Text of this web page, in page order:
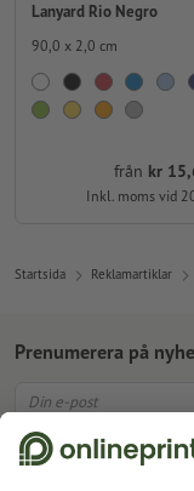
Lanyard Rio Negro
90,0 x 2,0 cm
från kr
Inkl. moms vid
Startsida Reklamartiklar
Om oss
Prenumerera på